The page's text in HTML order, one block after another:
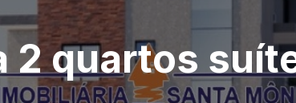
2 quartos